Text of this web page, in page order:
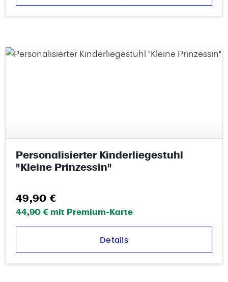
Personalisierter Kinderliegestuhl
"Kleine Prinzessin"
Regulärer Preis:
49,90 €
44,90 € mit Premium-Karte
Details